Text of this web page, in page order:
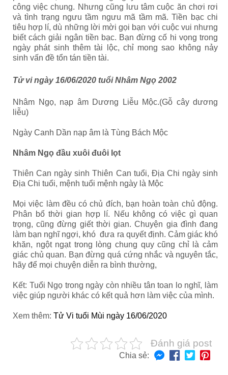
công việc chung. Nhưng cũng lưu tâm cuộc ăn chơi rơi
và tình trạng ngưu tầm ngưu mã tầm mã. Tiền bạc chi
tiêu hợp lí, dù những lời mời gọi bạn với cuộc vui nhưng
biết cách giải ngân tiền bạc. Bạn đừng cố hi vọng trong
ngày phát sinh thêm tài lộc, chỉ mong sao không nảy
sinh vấn đề tổn tán tiền tài.
Tử vi ngày 16/06/2020 tuổi Nhâm Ngọ 2002
Nhâm Ngọ, nạp âm Dương Liễu Mộc.(Gỗ cây dương
liễu)
Ngày Canh Dần nạp âm là Tùng Bách Mộc
Nhâm Ngọ đầu xuôi đuôi lọt
Thiên Can ngày sinh Thiên Can tuổi, Địa Chi ngày sinh
Địa Chi tuổi, mệnh tuổi mệnh ngày là Mộc
Mọi việc làm đều có chủ đích, bạn hoàn toàn chủ động.
Phân bổ thời gian hợp lí. Nếu không có việc gì quan
trọng, cũng đừng giết thời gian. Chuyện gia đình đang
làm bạn nghĩ ngợi, khó đưa ra quyết định. Cảm giác khó
khăn, ngột ngạt trong lòng chung quy cũng chỉ là cảm
giác chủ quan. Bạn đừng quá cứng nhắc và nguyên tắc,
hãy để mọi chuyện diễn ra bình thường,
Kết: Tuổi Ngọ trong ngày còn nhiều tân toan lo nghĩ, làm
việc giúp người khác có kết quả hơn làm việc của mình.
Xem thêm: Tử Vi tuổi Mùi ngày 16/06/2020
Đánh giá post
Chia sẻ: